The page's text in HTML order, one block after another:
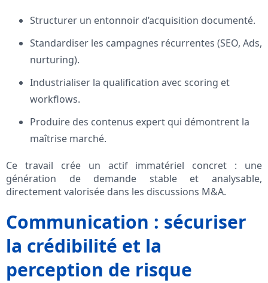
Structurer un entonnoir d’acquisition documenté.
Standardiser les campagnes récurrentes (SEO, Ads,
nurturing).
Industrialiser la qualification avec scoring et
workflows.
Produire des contenus expert qui démontrent la
maîtrise marché.
Ce travail crée un actif immatériel concret : une
génération de demande stable et analysable,
directement valorisée dans les discussions M&A.
Communication : sécuriser
la crédibilité et la
perception de risque